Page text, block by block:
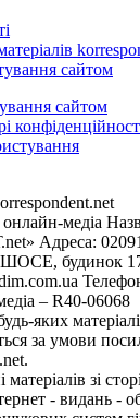
сайтом
сайтом
медіа
Адреса:
будинок
– R40-06068
яких
за умови
зі
- видань -